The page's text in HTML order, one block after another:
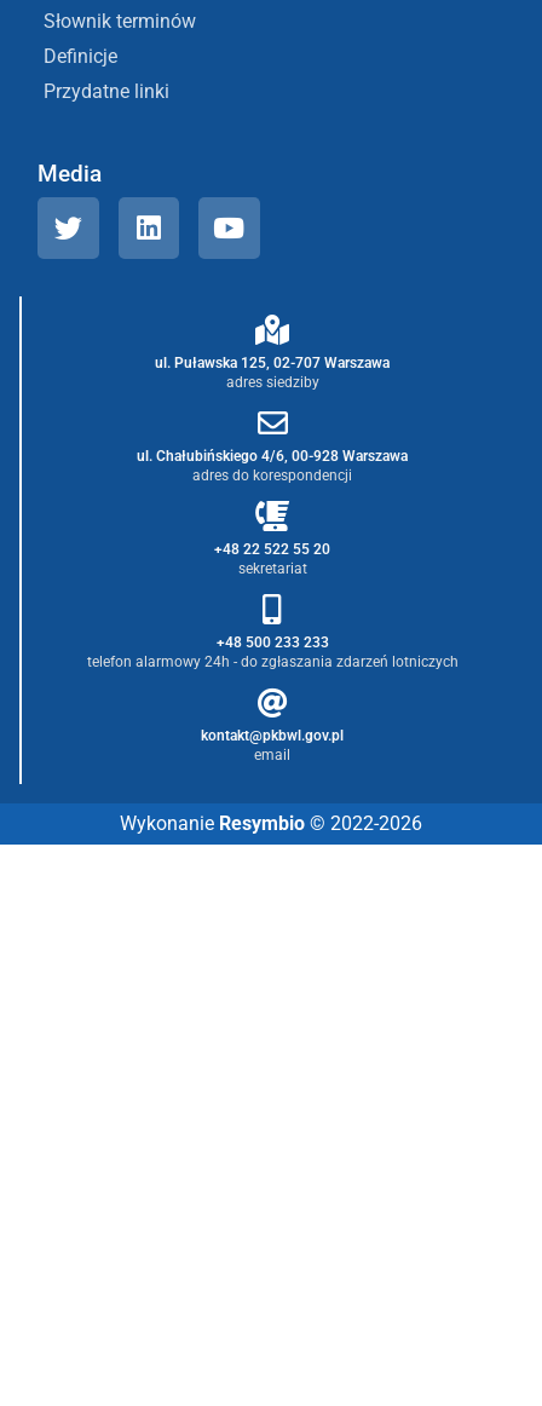
Słownik terminów
Definicje
Przydatne linki
Media
ul. Puławska 125, 02-707 Warszawa
adres siedziby
ul. Chałubińskiego 4/6, 00-928 Warszawa
adres do korespondencji
+48 22 522 55 20
sekretariat
+48 500 233 233
telefon alarmowy 24h - do zgłaszania zdarzeń lotniczych
kontakt@pkbwl.gov.pl
email
Wykonanie Resymbio © 2022-2026